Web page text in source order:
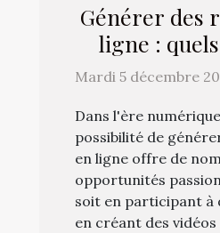
Générer des
ligne :
différents
Mardi 5 décembre
Dans l'ère
possibilité de
en ligne offre de
opportunités
soit en participant à
en créant des